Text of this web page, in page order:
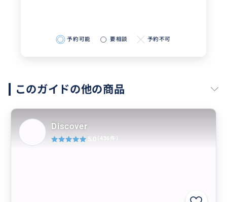
予約可能 要相談 予約不可
このガイドの他の商品
Discover
5.0 (436件)